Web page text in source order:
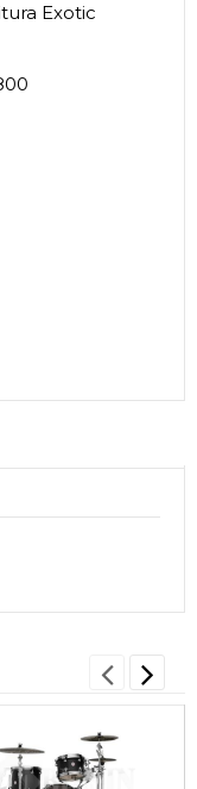
Exotic